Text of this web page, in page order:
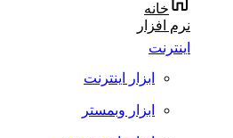
خانه
نرم افزار
اینترنت
ابزار اینترنت
ابزار وبمستر